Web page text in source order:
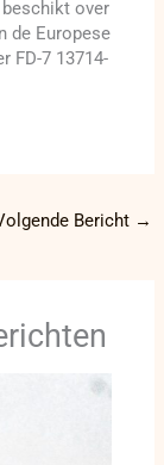
over
de Europese
FD-7 13714-
Bericht →